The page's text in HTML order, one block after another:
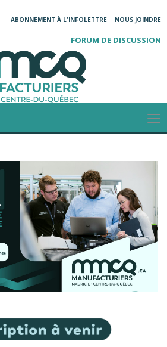
ABONNEMENT À L'INFOLETTRE NOUS JOINDRE
FORUM DE DISCUSSION